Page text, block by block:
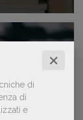
✕
di
di
e
per